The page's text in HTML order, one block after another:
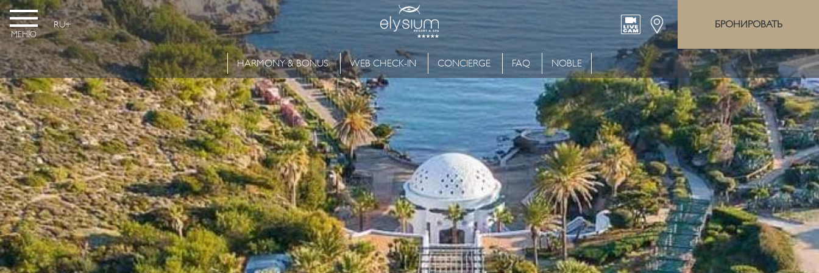
МЕНЮ
RU БРОНИРОВАТЬ
HARMONY & BONUS WEB CHECK-IN CONCIERGE FAQ NOBLE